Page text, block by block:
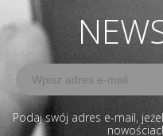
Podaj swój adres e-mail,